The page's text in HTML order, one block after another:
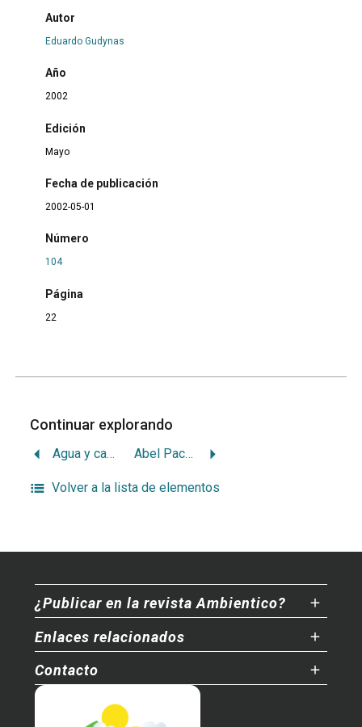
Autor
Eduardo Gudynas
Año
2002
Edición
Mayo
Fecha de publicación
2002-05-01
Número
104
Página
22
Continuar explorando
Agua y caficultura en la cuenca Pirrís Abel Pacheco Ambientalista
Volver a la lista de elementos
¿Publicar en la revista Ambientico?
Enlaces relacionados
Contacto